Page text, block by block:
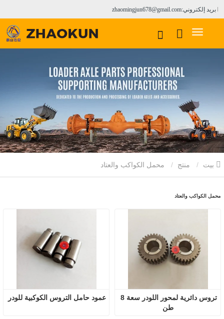
بريد إلكتروني:zhaomingjun678@gmail.com
منتج
محمل الكواكب والعتاد
عمود حامل التروس الكوكبية للودر
طن